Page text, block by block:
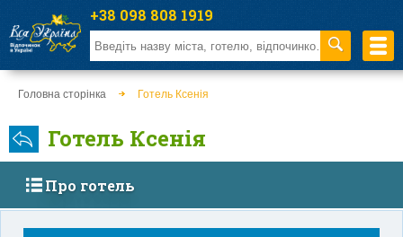
Головна сторінка Готель Ксенія
Готель Ксенія
Про готель
+38 098 808 1919